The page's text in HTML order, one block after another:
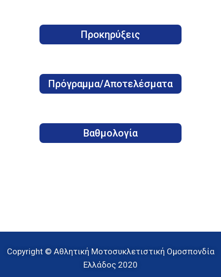
Προκηρύξεις
Πρόγραμμα/Αποτελέσματα
Βαθμολογία
Copyright © Αθλητική Μοτοσυκλετιστική Ομοσπονδία
Ελλάδος 2020